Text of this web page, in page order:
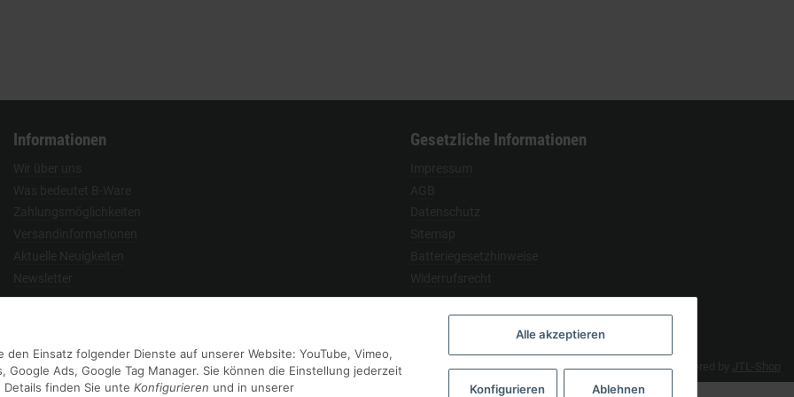
Informationen Gesetzliche Informationen
Developed byThemeart Powered by
den Einsatz folgender Dienste auf unserer Website: YouTube, Vimeo,
Google Ads, Google Tag Manager. Sie können die Einstellung jederzeit
finden Sie unte Konfigurieren und in unserer
Alle akzeptieren
Konfigurieren Ablehnen